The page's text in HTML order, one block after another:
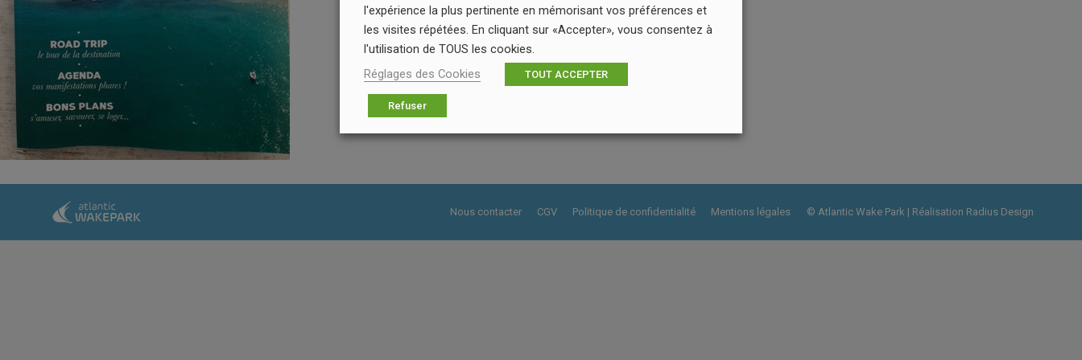
Nous contacter CGV Politique de confidentialité Mentions légales © Atlantic Wake Park | Réalisation Radius Design
l'expérience la plus pertinente en mémorisant vos préférences et
les visites répétées. En cliquant sur «Accepter», vous consentez à
l'utilisation de TOUS les cookies.
Réglages des Cookies
TOUT ACCEPTER
Refuser